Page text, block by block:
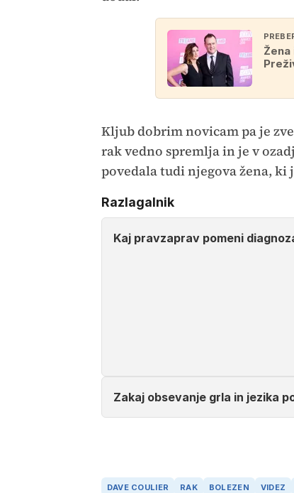
Kljub dobrim novicam pa je
rak vedno spremlja in je v
povedala tudi njegova žena, ki
Razlagalnik
Kaj pravzaprav pomeni
Zakaj obsevanje grla in jezika
DAVE COULIER RAK BOLEZEN VIDEZ